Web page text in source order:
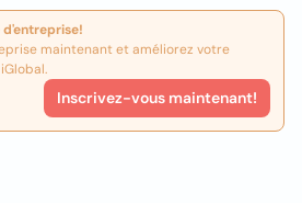
maintenant et améliorez votre
Inscrivez-vous maintenant!